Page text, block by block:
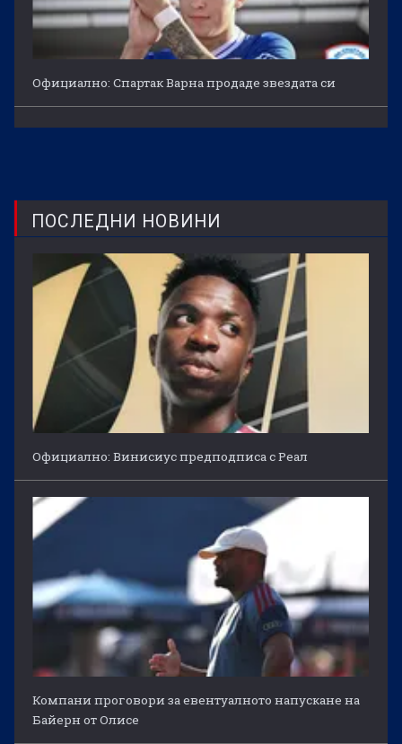
Официално: Спартак Варна продаде звездата си
ПОСЛЕДНИ НОВИНИ
Официално: Винисиус предподписа с Реал
Компани проговори за евентуалното напускане на
Байерн от Олисе